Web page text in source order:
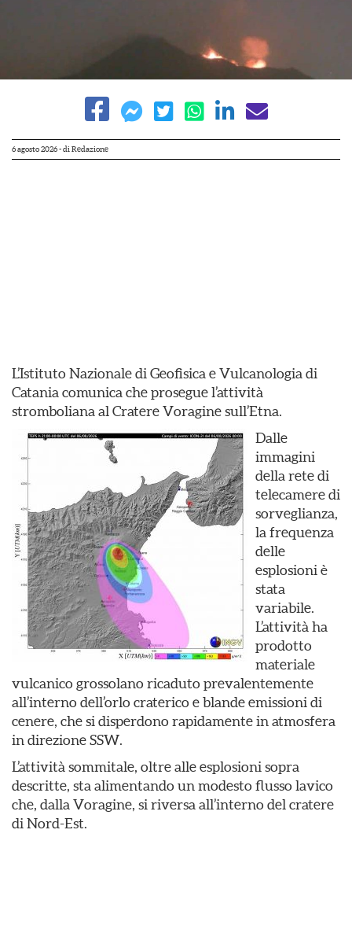
6 agosto 2026- di Redazione
L’Istituto Nazionale di Geofisica e Vulcanologia di
Catania comunica che prosegue l’attività
stromboliana al Cratere Voragine sull’Etna.
Dalle
immagini
della rete di
telecamere di
sorveglianza,
la frequenza
delle
esplosioni è
stata
variabile.
L’attività ha
prodotto
materiale
vulcanico grossolano ricaduto prevalentemente
all’interno dell’orlo craterico e blande emissioni di
cenere, che si disperdono rapidamente in atmosfera
in direzione SSW.
L’attività sommitale, oltre alle esplosioni sopra
descritte, sta alimentando un modesto flusso lavico
che, dalla Voragine, si riversa all’interno del cratere
di Nord-Est.